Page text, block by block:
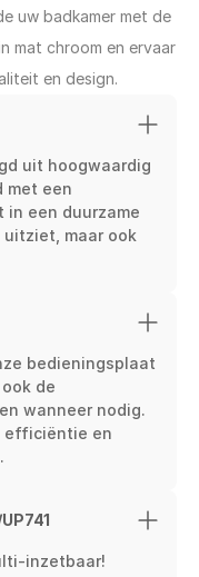
uw badkamer met de
mat chroom en ervaar
en design.
uit hoogwaardig
met een
een duurzame
maar ook
bedieningsplaat
de
wanneer nodig.
efficiëntie en
inzetbaar!